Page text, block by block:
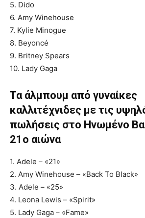
5. Dido
6. Amy Winehouse
7. Kylie Minogue
8. Beyoncé
9. Britney Spears
10. Lady Gaga
Τα άλμπουμ από γυναίκες
καλλιτέχνιδες με τις
πωλήσεις στο Ηνωμένο
21ο αιώνα
1. Adele – «21»
2. Amy Winehouse – «Back To Black»
3. Adele – «25»
4. Leona Lewis – «Spirit»
5. Lady Gaga – «Fame»